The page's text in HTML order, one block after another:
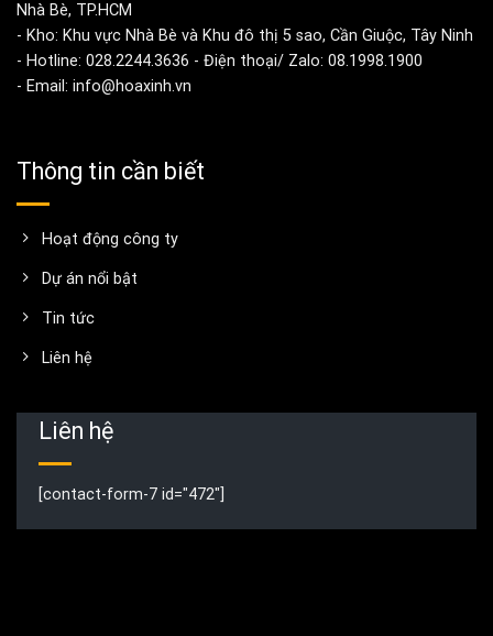
Nhà Bè, TP.HCM
- Kho: Khu vực Nhà Bè và Khu đô thị 5 sao, Cần Giuộc, Tây Ninh
- Hotline: 028.2244.3636 - Điện thoại/ Zalo: 08.1998.1900
- Email: info@hoaxinh.vn
Thông tin cần biết
Hoạt động công ty
Dự án nổi bật
Tin tức
Liên hệ
Liên hệ
[contact-form-7 id="472"]